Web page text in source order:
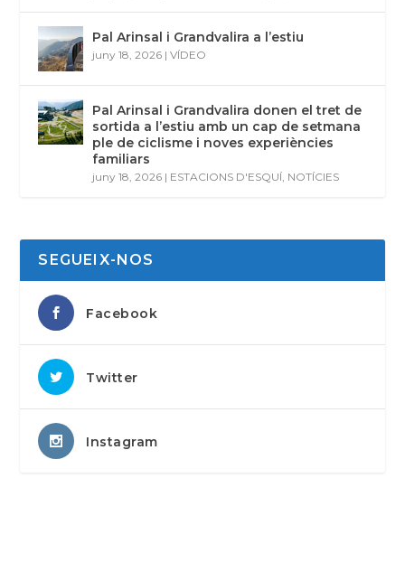
Pal Arinsal i Grandvalira a l’estiu
juny 18, 2026 |VÍDEO
Pal Arinsal i Grandvalira donen el tret de
sortida a l’estiu amb un cap de setmana
ple de ciclisme i noves experiències
familiars
juny 18, 2026 | ESTACIONS D'ESQUÍ, NOTÍCIES
SEGUEIX-NOS
Facebook
Twitter
Instagram